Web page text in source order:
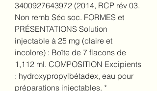
3400927643972 (2014, RCP rév 03.
Non remb Séc soc. FORMES et
PRÉSENTATIONS Solution
injectable à 25 mg (claire et
incolore) : Boîte de 7 flacons de
1,112 ml. COMPOSITION Excipients
: hydroxypropylbétadex, eau pour
préparations injectables. *